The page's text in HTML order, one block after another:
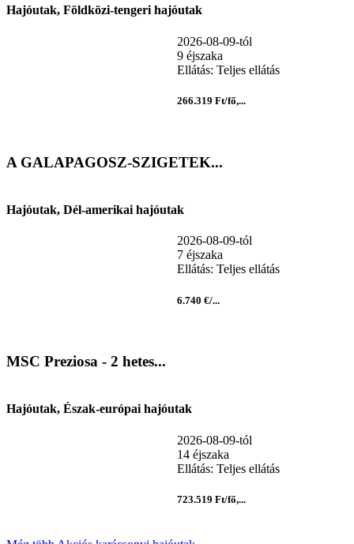
Hajóutak, Földközi-tengeri hajóutak
2026-08-09-tól
9 éjszaka
Ellátás: Teljes ellátás
266.319 Ft/fő,...
A GALAPAGOSZ-SZIGETEK...
Hajóutak, Dél-amerikai hajóutak
2026-08-09-tól
7 éjszaka
Ellátás: Teljes ellátás
6.740 €/...
MSC Preziosa - 2 hetes...
Hajóutak, Észak-európai hajóutak
2026-08-09-tól
14 éjszaka
Ellátás: Teljes ellátás
723.519 Ft/fő,...